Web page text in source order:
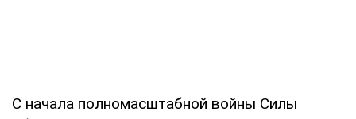
С начала полномасштабной войны Силы